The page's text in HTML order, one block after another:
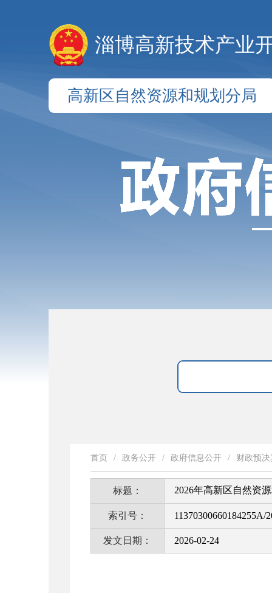
淄博高新技术产业
高新区自然资源和规划分局
首页 / 政务公开 / 政府信息公开 / 财政预决
标题： 2026年高新区自然资
索引号： 11370300660184255A/
发文日期： 2026-02-24